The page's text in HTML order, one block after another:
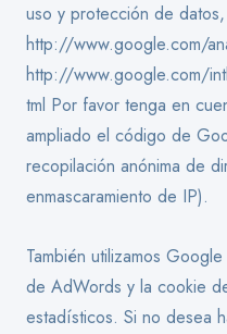
uso y protección de
http://www.google.com/
http://www.google.com/
tml Por favor tenga en
ampliado el código de
recopilación anónima de
enmascaramiento de IP).
También utilizamos
de AdWords y la cookie
estadísticos. Si no desea